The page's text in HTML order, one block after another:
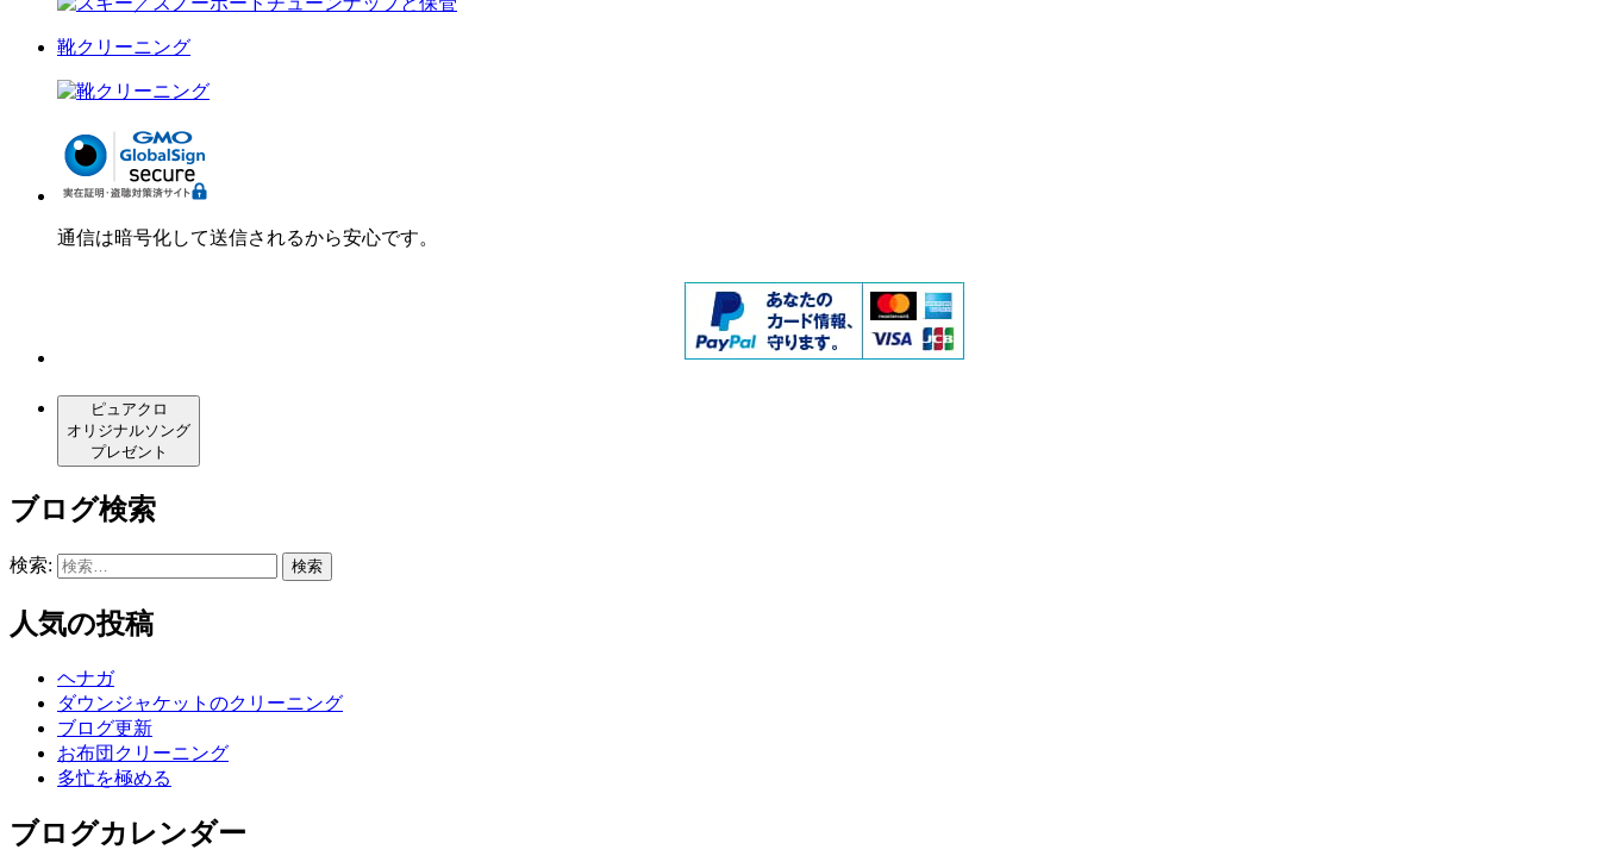
靴クリーニング
通信は暗号化して送信されるから安心です。
ピュアクロ
オリジナルソング
プレゼント
ブログ検索
検索:
人気の投稿
ヘナガ
ダウンジャケットのクリーニング
ブログ更新
お布団クリーニング
多忙を極める
ブログカレンダー